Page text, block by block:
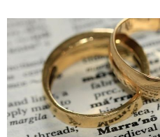
NINIWA BUD
SKLEP
KONTAKT